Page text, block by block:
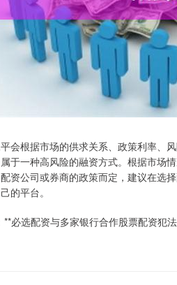
会根据市场的供求关系、政策利率、
于一种高风险的融资方式。根据市场
资公司或券商的政策而定，建议在选
的平台。
必选配资与多家银行合作股票配资犯